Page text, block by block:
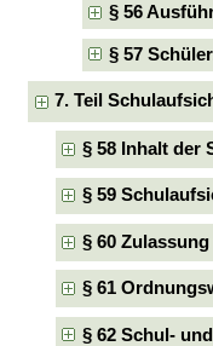
§ 56
§ 57
7. Teil
§ 58 Inhalt der
§ 59
§ 60
§ 61
§ 62 Schul-